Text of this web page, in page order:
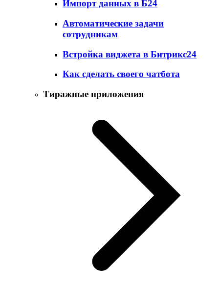
Импорт данных в Б24
Автоматические задачи
сотрудникам
Встройка виджета в Битрикс24
Как сделать своего чатбота
Тиражные приложения